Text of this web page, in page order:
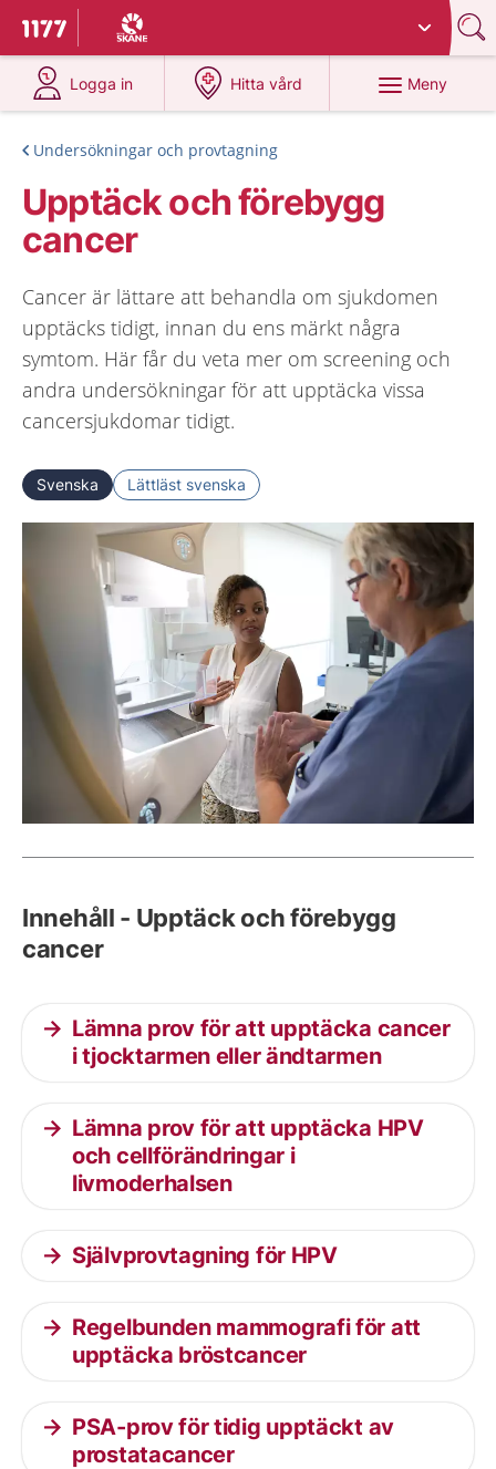
Till startsidan för 1177
Du har valt region
Logga in
på 1177.se
Hitta vård
på 1177.se
Meny
Undersökningar och provtagning
Upptäck och förebygg
cancer
Cancer är lättare att behandla om sjukdomen
upptäcks tidigt, innan du ens märkt några
symtom. Här får du veta mer om screening och
andra undersökningar för att upptäcka vissa
cancersjukdomar tidigt.
Svenska Lättläst svenska
Innehåll - Upptäck och förebygg
cancer
Lämna prov för att upptäcka cancer
i tjocktarmen eller ändtarmen
Lämna prov för att upptäcka HPV
och cellförändringar i
livmoderhalsen
Självprovtagning för HPV
Regelbunden mammografi för att
upptäcka bröstcancer
PSA-prov för tidig upptäckt av
prostatacancer